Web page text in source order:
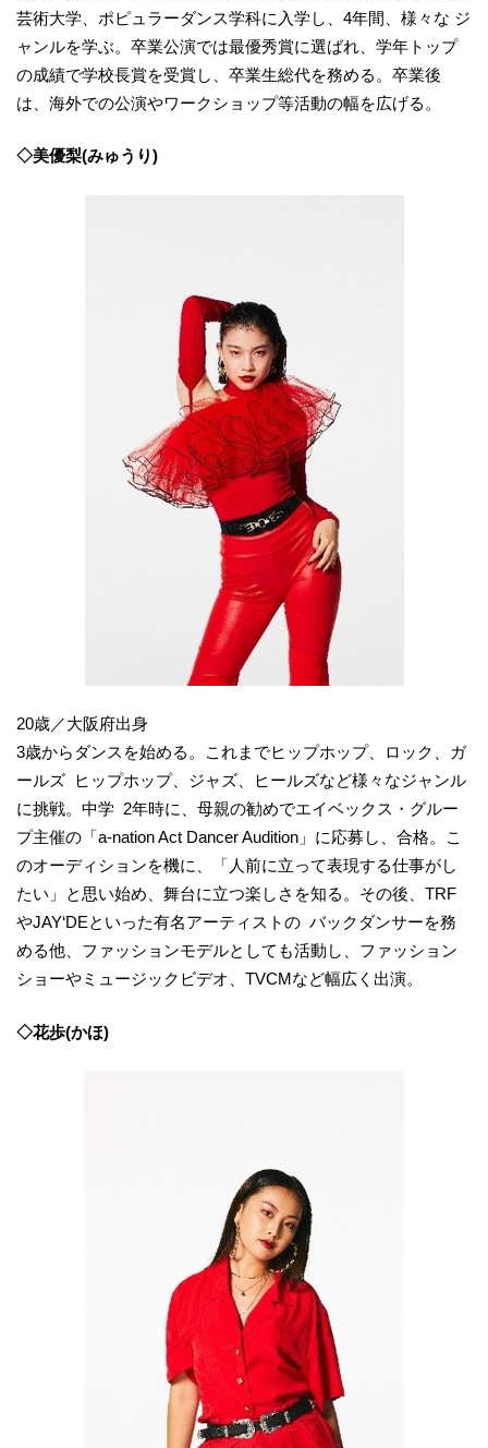
芸術大学、ポピュラーダンス学科に入学し、4年間、様々な ジ
ャンルを学ぶ。卒業公演では最優秀賞に選ばれ、学年トップ
の成績で学校長賞を受賞し、卒業生総代を務める。卒業後
は、海外での公演やワークショップ等活動の幅を広げる。
◇美優梨(みゅうり)
20歳／大阪府出身
3歳からダンスを始める。これまでヒップホップ、ロック、ガ
ールズ ヒップホップ、ジャズ、ヒールズなど様々なジャンル
に挑戦。中学 2年時に、母親の勧めでエイベックス・グルー
プ主催の「a-nation Act Dancer Audition」に応募し、合格。こ
のオーディションを機に、「人前に立って表現する仕事がし
たい」と思い始め、舞台に立つ楽しさを知る。その後、TRF
やJAY‘DEといった有名アーティストの バックダンサーを務
める他、ファッションモデルとしても活動し、ファッション
ショーやミュージックビデオ、TVCMなど幅広く出演。
◇花歩(かほ)